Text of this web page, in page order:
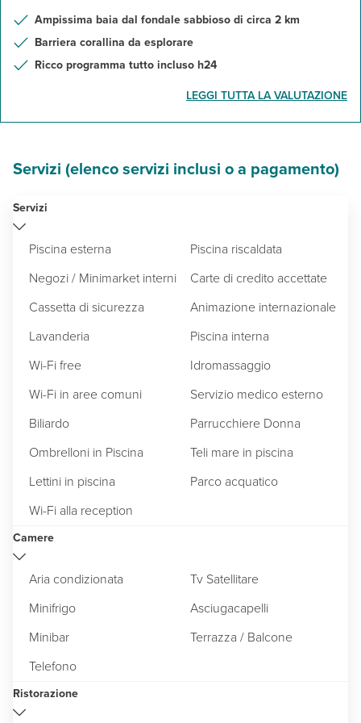
Ampissima baia dal fondale sabbioso di circa 2 km
Barriera corallina da esplorare
Ricco programma tutto incluso h24
LEGGI TUTTA LA VALUTAZIONE
Servizi (elenco servizi inclusi o a pagamento)
Servizi
Piscina esterna
Piscina riscaldata
Negozi / Minimarket interni
Carte di credito accettate
Cassetta di sicurezza
Animazione internazionale
Lavanderia
Piscina interna
Wi-Fi free
Idromassaggio
Wi-Fi in aree comuni
Servizio medico esterno
Biliardo
Parrucchiere Donna
Ombrelloni in Piscina
Teli mare in piscina
Lettini in piscina
Parco acquatico
Wi-Fi alla reception
Camere
Aria condizionata
Tv Satellitare
Minifrigo
Asciugacapelli
Minibar
Terrazza / Balcone
Telefono
Ristorazione